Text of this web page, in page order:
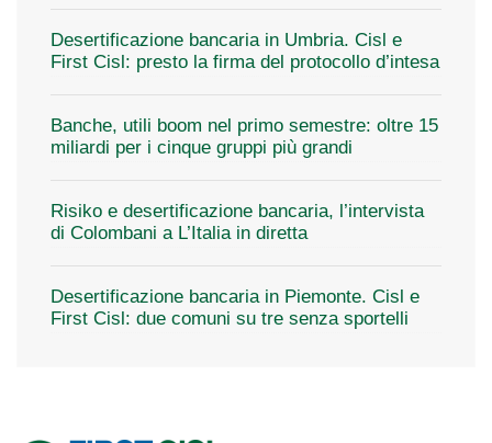
Desertificazione bancaria in Umbria. Cisl e
First Cisl: presto la firma del protocollo d’intesa
Banche, utili boom nel primo semestre: oltre 15
miliardi per i cinque gruppi più grandi
Risiko e desertificazione bancaria, l’intervista
di Colombani a L’Italia in diretta
Desertificazione bancaria in Piemonte. Cisl e
First Cisl: due comuni su tre senza sportelli